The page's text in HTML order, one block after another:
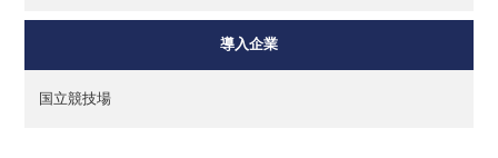
導入企業
国立競技場